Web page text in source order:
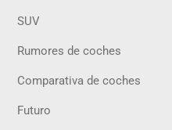
SUV
Rumores de coches
Comparativa de coches
Futuro